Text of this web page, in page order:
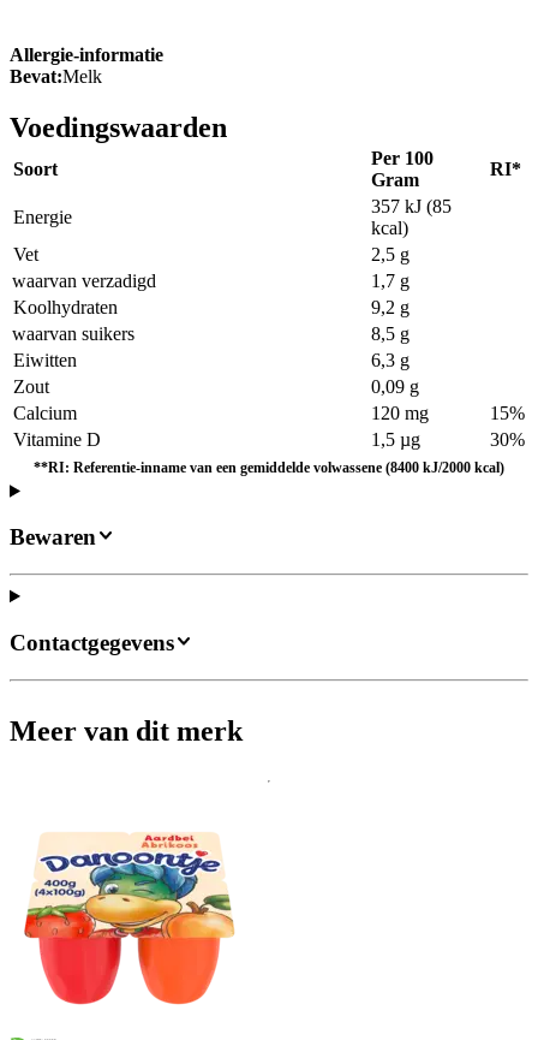
Allergie-informatie
Bevat:Melk
Voedingswaarden
Soort
Per 100
Gram
RI*
Energie
357 kJ (85
kcal)
Vet
2,5 g
waarvan verzadigd
1,7 g
Koolhydraten
9,2 g
waarvan suikers
8,5 g
Eiwitten
6,3 g
Zout
0,09 g
Calcium
120 mg
15%
Vitamine D
1,5 µg 30%
**RI: Referentie-inname van een gemiddelde volwassene (8400 kJ/2000 kcal)
Bewaren
Contactgegevens
Meer van dit merk